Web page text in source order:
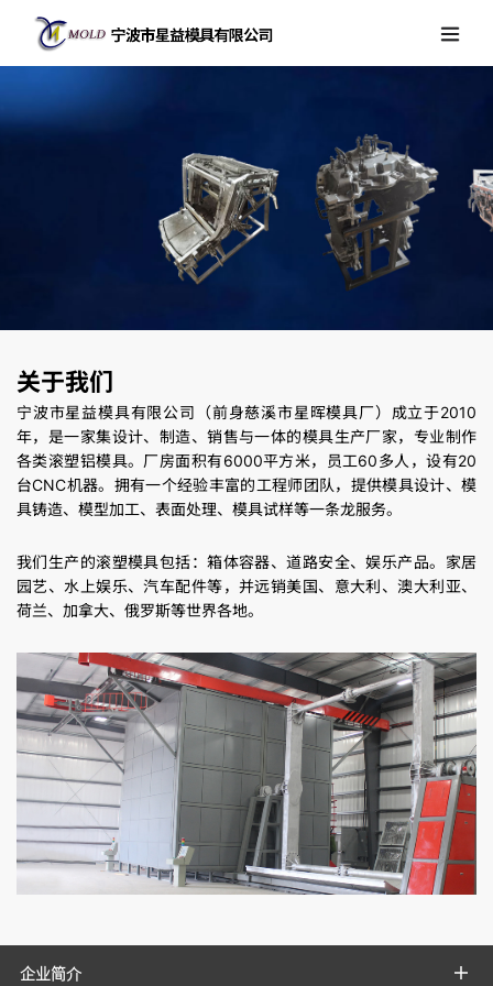
关于我们
宁波市星益模具有限公司（前身慈溪市星晖模具厂）成立于2010
年，是一家集设计、制造、销售与一体的模具生产厂家，专业制作
各类滚塑铝模具。厂房面积有6000平方米，员工60多人，设有20
台CNC机器。拥有一个经验丰富的工程师团队，提供模具设计、模
具铸造、模型加工、表面处理、模具试样等一条龙服务。
我们生产的滚塑模具包括：箱体容器、道路安全、娱乐产品。家居
园艺、水上娱乐、汽车配件等，并远销美国、意大利、澳大利亚、
荷兰、加拿大、俄罗斯等世界各地。
企业简介